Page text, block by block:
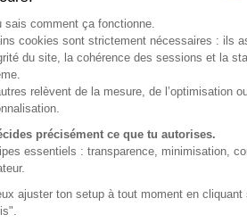
Estimation basse 486,49 €/mois
Estimation haute 1 801,80 €